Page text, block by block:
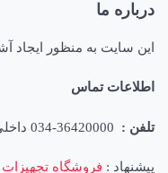
درباره ما
این سایت به منظور ایجاد
اطلاعات تماس
تلفن :
پیشنهاد : فروشگاه